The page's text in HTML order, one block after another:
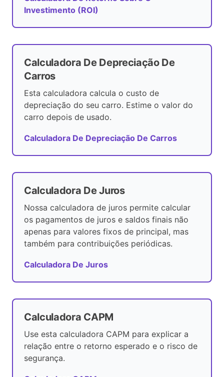
Investimento (ROI)
Calculadora De Depreciação De
Carros
Esta calculadora calcula o custo de
depreciação do seu carro. Estime o valor do
carro depois de usado.
Calculadora De Depreciação De Carros
Calculadora De Juros
Nossa calculadora de juros permite calcular
os pagamentos de juros e saldos finais não
apenas para valores fixos de principal, mas
também para contribuições periódicas.
Calculadora De Juros
Calculadora CAPM
Use esta calculadora CAPM para explicar a
relação entre o retorno esperado e o risco de
segurança.